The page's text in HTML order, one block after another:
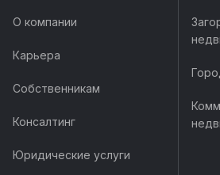
О компании
Карьера
Собственникам
Консалтинг
Юридические услуги